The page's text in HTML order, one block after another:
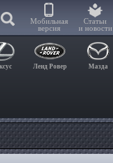
Мобильная
версия
Статьи
и новости
Ленд Ровер Мазда